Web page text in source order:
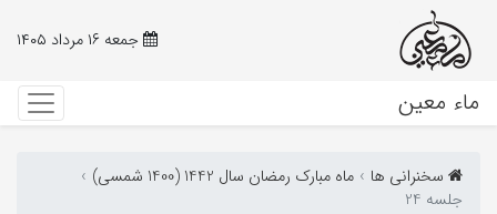
جمعه ۱۶ مرداد ۱۴۰۵
ماء معین
سخنرانی ها
ماه مبارک رمضان سال 1442 (1400 شمسی)
جلسه 24